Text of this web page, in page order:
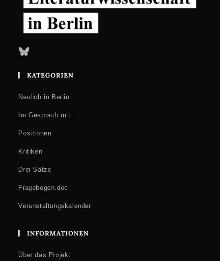
Bluesky
KATEGORIEN
Neulich in Berlin
Im Gespräch mit …
Positionen
Kritiken
Drei Sätze
Fragebogen.doc
Veranstaltungskalender
INFORMATIONEN
Über das Projekt